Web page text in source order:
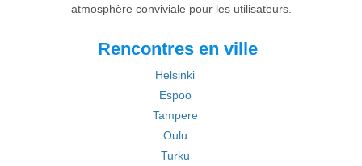
atmosphère conviviale pour les utilisateurs.
Rencontres en ville
Helsinki
Espoo
Tampere
Oulu
Turku